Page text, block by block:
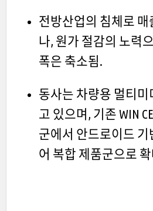
전방산업의 침체로
나, 원가 절감의 노력
폭은 축소됨.
동사는 차량용 멀티
고 있으며, 기존 WIN
군에서 안드로이드 기
어 복합 제품군으로